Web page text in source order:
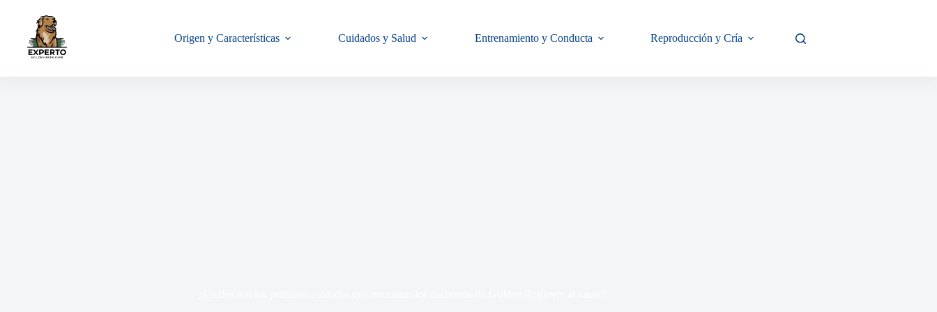
Origen y Características Cuidados y Salud Entrenamiento y Conducta Reproducción y Cría